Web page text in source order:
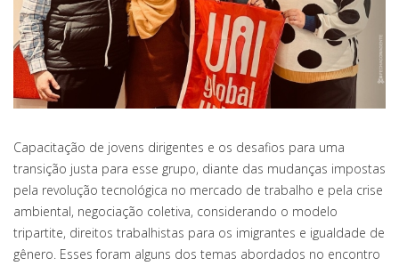
Capacitação de jovens dirigentes e os desafios para uma
transição justa para esse grupo, diante das mudanças impostas
pela revolução tecnológica no mercado de trabalho e pela crise
ambiental, negociação coletiva, considerando o modelo
tripartite, direitos trabalhistas para os imigrantes e igualdade de
gênero. Esses foram alguns dos temas abordados no encontro